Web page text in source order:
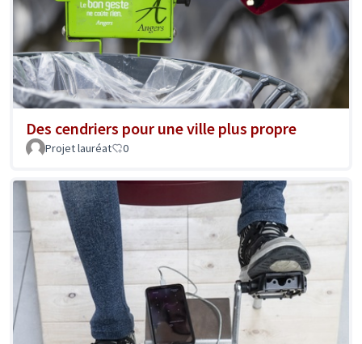
Des cendriers pour une ville plus propre
Projet lauréat 0